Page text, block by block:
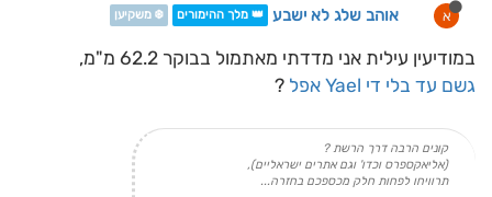
א אוהב שלג לא ישבע 👑 מלך ההימורים ❄️ משקיען
במודיעין עילית אני מדדתי מאתמול בבוקר 62.2 מ"מ,
גשם עד בלי די Yael אפל ?
קונים הרבה דרך הרשת ?
(אליאקספרס וכדו' וגם אתרים ישראליים),
תרוויחו לפחות חלק מכספכם בחזרה...